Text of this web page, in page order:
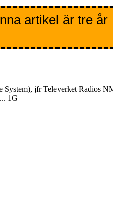
artikel är tre år